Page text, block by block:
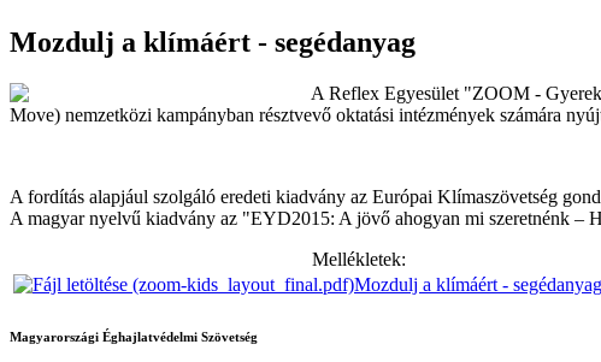
Mozdulj a klímáért - segédanyag
A Reflex Egyesület "ZOOM -
Move) nemzetközi kampányban résztvevő oktatási intézmények számára
A fordítás alapjául szolgáló eredeti kiadvány az Európai Klímaszövetség
A magyar nyelvű kiadvány az "EYD2015: A jövő ahogyan mi szeretnénk –
Mellékletek:
Mozdulj a klímáért - segédanyag
Magyarországi Éghajlatvédelmi Szövetség